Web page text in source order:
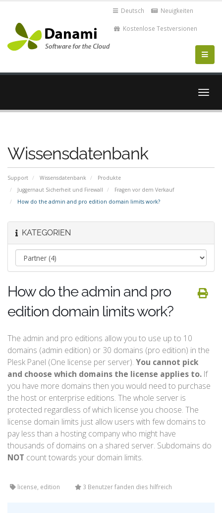
Deutsch Neuigkeiten
Kostenlose Testversionen
Wissensdatenbank
Support Wissensdatenbank
Produkte
Juggernaut Sicherheit und Firewall
Fragen vor dem Verkauf
How do the admin and pro edition domain limits work?
KATEGORIEN
How do the admin and pro
edition domain limits work?
The admin and pro editions allow you to use up to 10
domains (admin edition) or 30 domains (pro edition) in the
Plesk Panel (One license per server). You cannot pick
and choose which domains the license applies to. If
you have more domains then you would need to purchase
the host or enterprise editions. The whole server is
protected regardless of which license you choose. The
license domain limits just allow users with few domains to
pay less than a hosting company who might have
thousands of domains on a shared server. Subdomains do
NOT count towards your domain limits.
license, edition 3 Benutzer fanden dies hilfreich